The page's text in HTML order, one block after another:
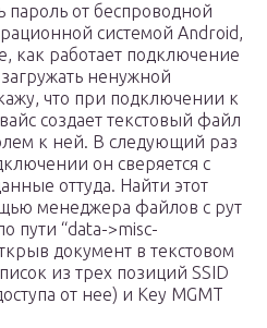
пароль от беспроводной
системой Android,
как работает подключение
ненужной
что при подключении к
создает текстовый файл
к ней. В следующий раз
он сверяется с
оттуда. Найти этот
менеджера файлов с рут
пути “data->misc-
документ в текстовом
из трех позиций SSID
от нее) и Key MGMT